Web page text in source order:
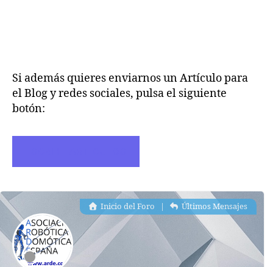
Si además quieres enviarnos un Artículo para
el Blog y redes sociales, pulsa el siguiente
botón:
Inicio del Foro Últimos Mensajes